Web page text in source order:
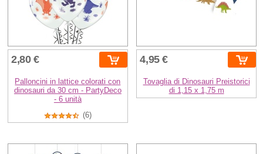
2,80 €
Palloncini in lattice colorati con
dinosauri da 30 cm - PartyDeco
- 6 unità
(6)
4,95 €
Tovaglia di Dinosauri Preistorici
di 1,15 x 1,75 m